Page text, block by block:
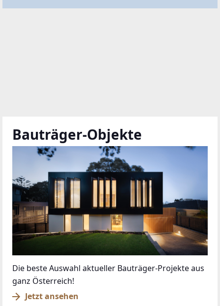
Bauträger-Objekte
Die beste Auswahl aktueller Bauträger-Projekte aus
ganz Österreich!
Jetzt ansehen